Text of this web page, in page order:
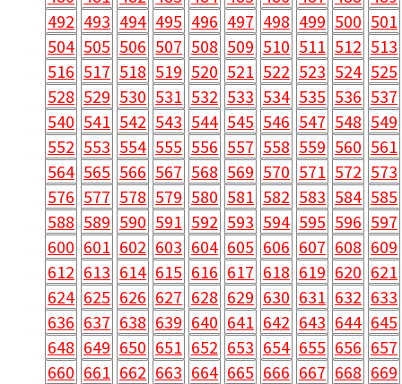
492 493 494 495 496 497 498 499 500 501
504 505 506 507 508 509 510 511 512 513
516 517 518 519 520 521 522 523 524 525
528 529 530 531 532 533 534 535 536 537
540 541 542 543 544 545 546 547 548 549
552 553 554 555 556 557 558 559 560 561
564 565 566 567 568 569 570 571 572 573
576 577 578 579 580 581 582 583 584 585
588 589 590 591 592 593 594 595 596 597
600 601 602 603 604 605 606 607 608 609
612 613 614 615 616 617 618 619 620 621
624 625 626 627 628 629 630 631 632 633
636 637 638 639 640 641 642 643 644 645
648 649 650 651 652 653 654 655 656 657
660 661 662 663 664 665 666 667 668 669